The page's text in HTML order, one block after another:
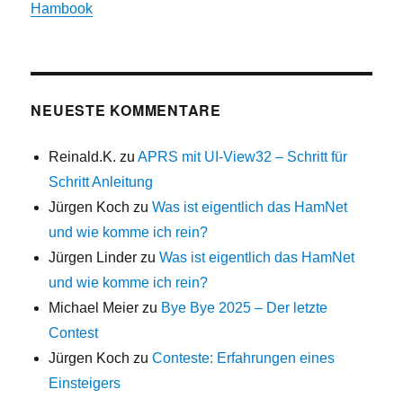
Hambook
NEUESTE KOMMENTARE
Reinald.K. zuAPRS mit UI-View32 – Schritt für
Schritt Anleitung
Jürgen Koch zuWas ist eigentlich das HamNet
und wie komme ich rein?
Jürgen Linder zuWas ist eigentlich das HamNet
und wie komme ich rein?
Michael Meier zu Bye Bye 2025 – Der letzte
Contest
Jürgen Koch zuConteste: Erfahrungen eines
Einsteigers